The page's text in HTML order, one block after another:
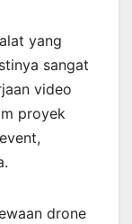
yang
sangat
video
proyek
drone